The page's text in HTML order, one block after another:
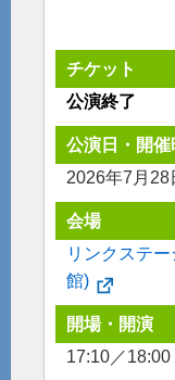
チケット
公演終了
公演日・開催
2026年7月28
会場
リンクステ
館)
開場・開演
17:10／